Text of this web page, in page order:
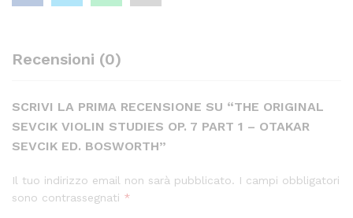
quantity
Recensioni (0)
SCRIVI LA PRIMA RECENSIONE SU “THE ORIGINAL
SEVCIK VIOLIN STUDIES OP. 7 PART 1 – OTAKAR
SEVCIK ED. BOSWORTH”
Il tuo indirizzo email non sarà pubblicato. I campi obbligatori
sono contrassegnati *